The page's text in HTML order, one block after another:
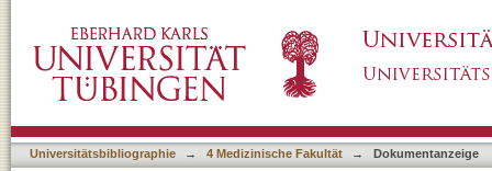
Rhabdomyosarcoma Cells
Universitätsbibliographie → 4 Medizinische Fakultät → Dokumentanzeige